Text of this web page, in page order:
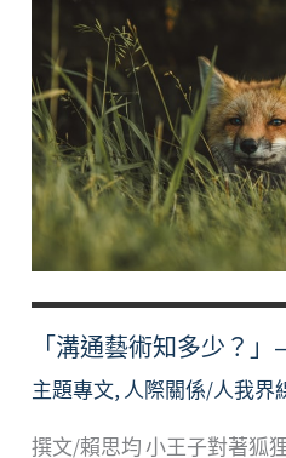
文
「溝通藝術知多少？
主題專文, 人際關係/人我界
撰文/賴思均 小王子對著狐